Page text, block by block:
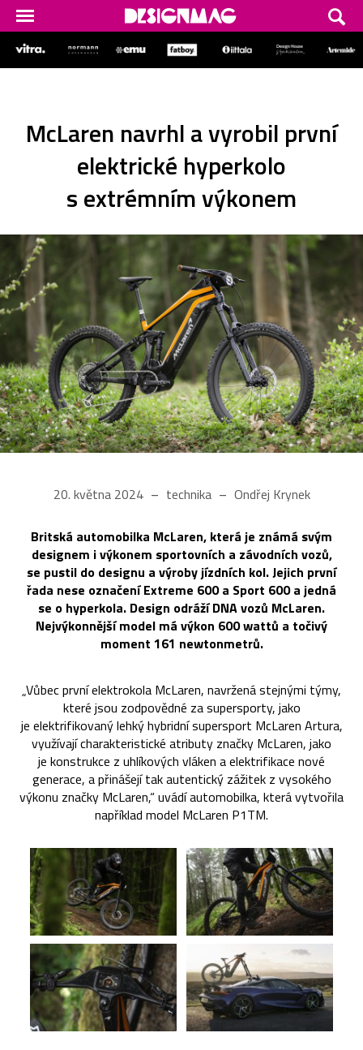
McLaren navrhl a vyrobil první
elektrické hyperkolo
s extrémním výkonem
20. května 2024 technika Ondřej Krynek
Britská automobilka McLaren, která je známá svým
designem i výkonem sportovních a závodních vozů,
se pustil do designu a výroby jízdních kol. Jejich první
řada nese označení Extreme 600 a Sport 600 a jedná
se o hyperkola. Design odráží DNA vozů McLaren.
Nejvýkonnější model má výkon 600 wattů a točivý
moment 161 newtonmetrů.
„Vůbec první elektrokola McLaren, navržená stejnými týmy,
které jsou zodpovědné za supersporty, jako
je elektrifikovaný lehký hybridní supersport McLaren Artura,
využívají charakteristické atributy značky McLaren, jako
je konstrukce z uhlíkových vláken a elektrifikace nové
generace, a přinášejí tak autentický zážitek z vysokého
výkonu značky McLaren,“ uvádí automobilka, která vytvořila
například model McLaren P1TM.